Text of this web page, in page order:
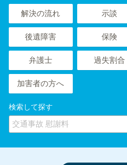
解決の流れ 示談
後遺障害 保険
弁護士 過失割合
加害者の方へ
検索して探す